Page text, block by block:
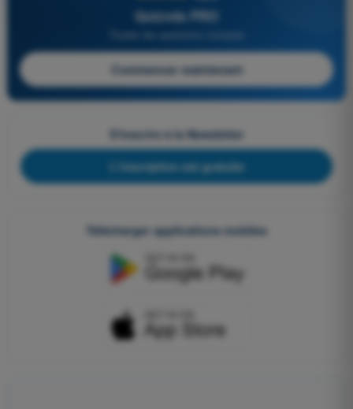
Quizvds PRO
Commencer maintenant
S'inscrire à la Newsletter
L'inscription est gratuite
Télécharger applications mobiles